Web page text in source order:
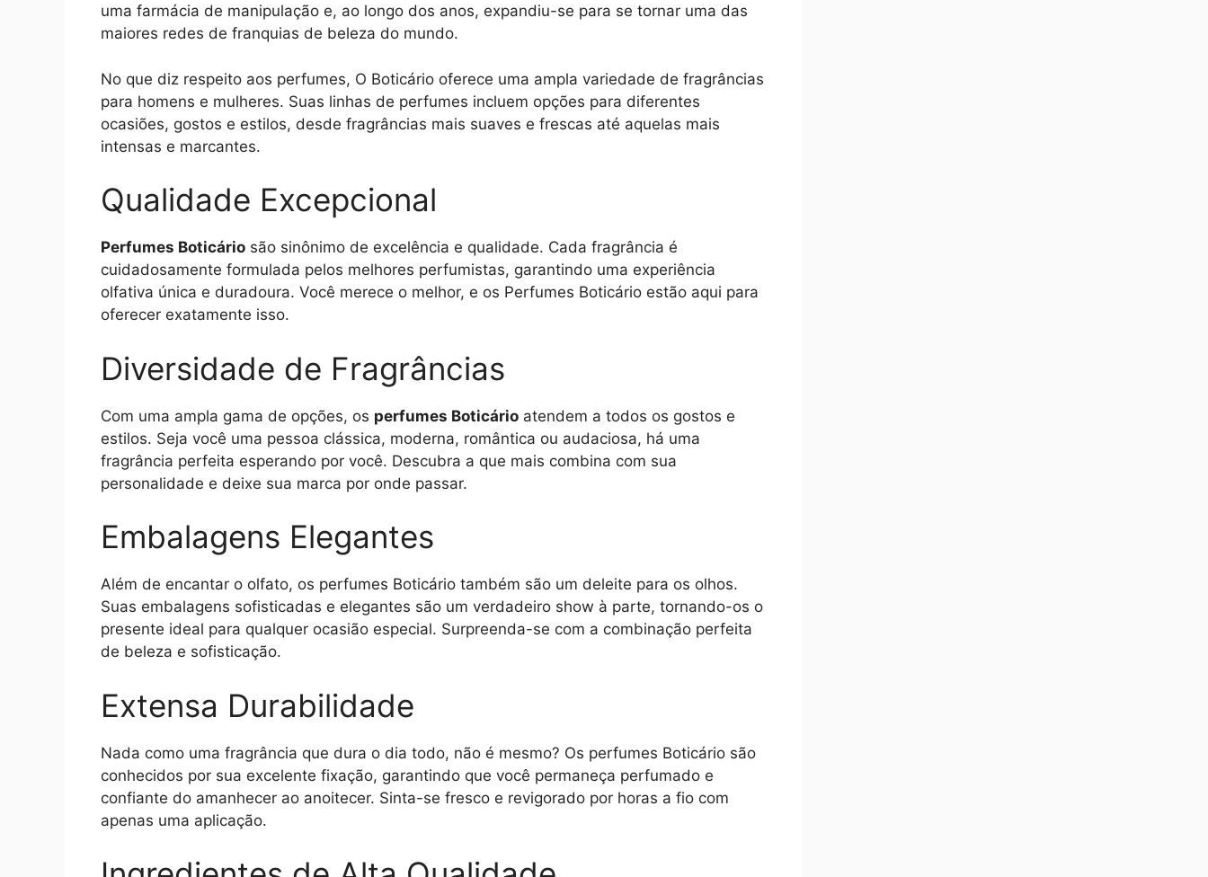
uma farmácia de manipulação e, ao longo dos anos, expandiu-se para se tornar uma das
maiores redes de franquias de beleza do mundo.
No que diz respeito aos perfumes, O Boticário oferece uma ampla variedade de fragrâncias
para homens e mulheres. Suas linhas de perfumes incluem opções para diferentes
ocasiões, gostos e estilos, desde fragrâncias mais suaves e frescas até aquelas mais
intensas e marcantes.
Qualidade Excepcional
Perfumes Boticário são sinônimo de excelência e qualidade. Cada fragrância é
cuidadosamente formulada pelos melhores perfumistas, garantindo uma experiência
olfativa única e duradoura. Você merece o melhor, e os Perfumes Boticário estão aqui para
oferecer exatamente isso.
Diversidade de Fragrâncias
Com uma ampla gama de opções, os perfumes Boticário atendem a todos os gostos e
estilos. Seja você uma pessoa clássica, moderna, romântica ou audaciosa, há uma
fragrância perfeita esperando por você. Descubra a que mais combina com sua
personalidade e deixe sua marca por onde passar.
Embalagens Elegantes
Além de encantar o olfato, os perfumes Boticário também são um deleite para os olhos.
Suas embalagens sofisticadas e elegantes são um verdadeiro show à parte, tornando-os o
presente ideal para qualquer ocasião especial. Surpreenda-se com a combinação perfeita
de beleza e sofisticação.
Extensa Durabilidade
Nada como uma fragrância que dura o dia todo, não é mesmo? Os perfumes Boticário são
conhecidos por sua excelente fixação, garantindo que você permaneça perfumado e
confiante do amanhecer ao anoitecer. Sinta-se fresco e revigorado por horas a fio com
apenas uma aplicação.